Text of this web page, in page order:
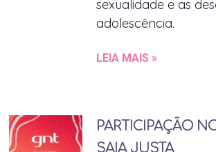
sexualidade e as
adolescência.
LEIA MAIS »
PARTICIPAÇÃO
SAIA JUSTA